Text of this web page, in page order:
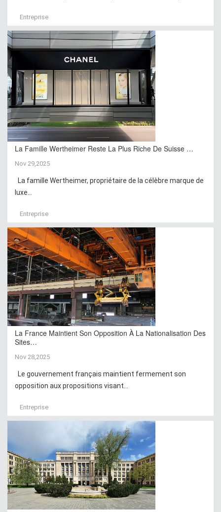
Entreprise
La Famille Wertheimer Reste La Plus Riche De Suisse …
Nov 29,2025
La famille Wertheimer, propriétaire de la célèbre marque de
luxe...
Entreprise
La France Maintient Son Opposition À La Nationalisation Des
Sites…
Nov 28,2025
Le gouvernement français maintient fermement son
opposition aux propositions visant...
Entreprise